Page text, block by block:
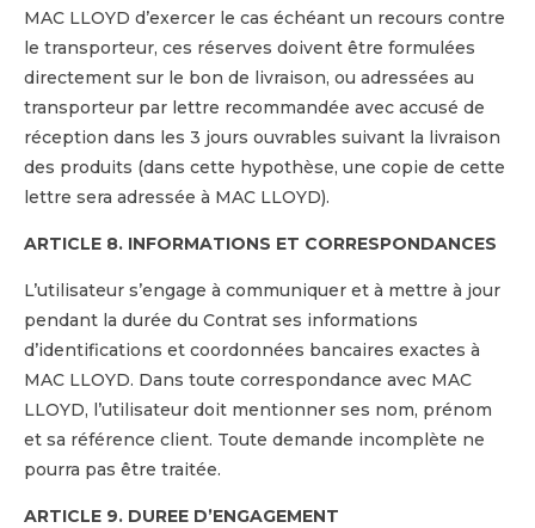
MAC LLOYD d’exercer le cas échéant un recours contre
le transporteur, ces réserves doivent être formulées
directement sur le bon de livraison, ou adressées au
transporteur par lettre recommandée avec accusé de
réception dans les 3 jours ouvrables suivant la livraison
des produits (dans cette hypothèse, une copie de cette
lettre sera adressée à MAC LLOYD).
ARTICLE 8. INFORMATIONS ET CORRESPONDANCES
L’utilisateur s’engage à communiquer et à mettre à jour
pendant la durée du Contrat ses informations
d’identifications et coordonnées bancaires exactes à
MAC LLOYD. Dans toute correspondance avec MAC
LLOYD, l’utilisateur doit mentionner ses nom, prénom
et sa référence client. Toute demande incomplète ne
pourra pas être traitée.
ARTICLE 9. DUREE D’ENGAGEMENT